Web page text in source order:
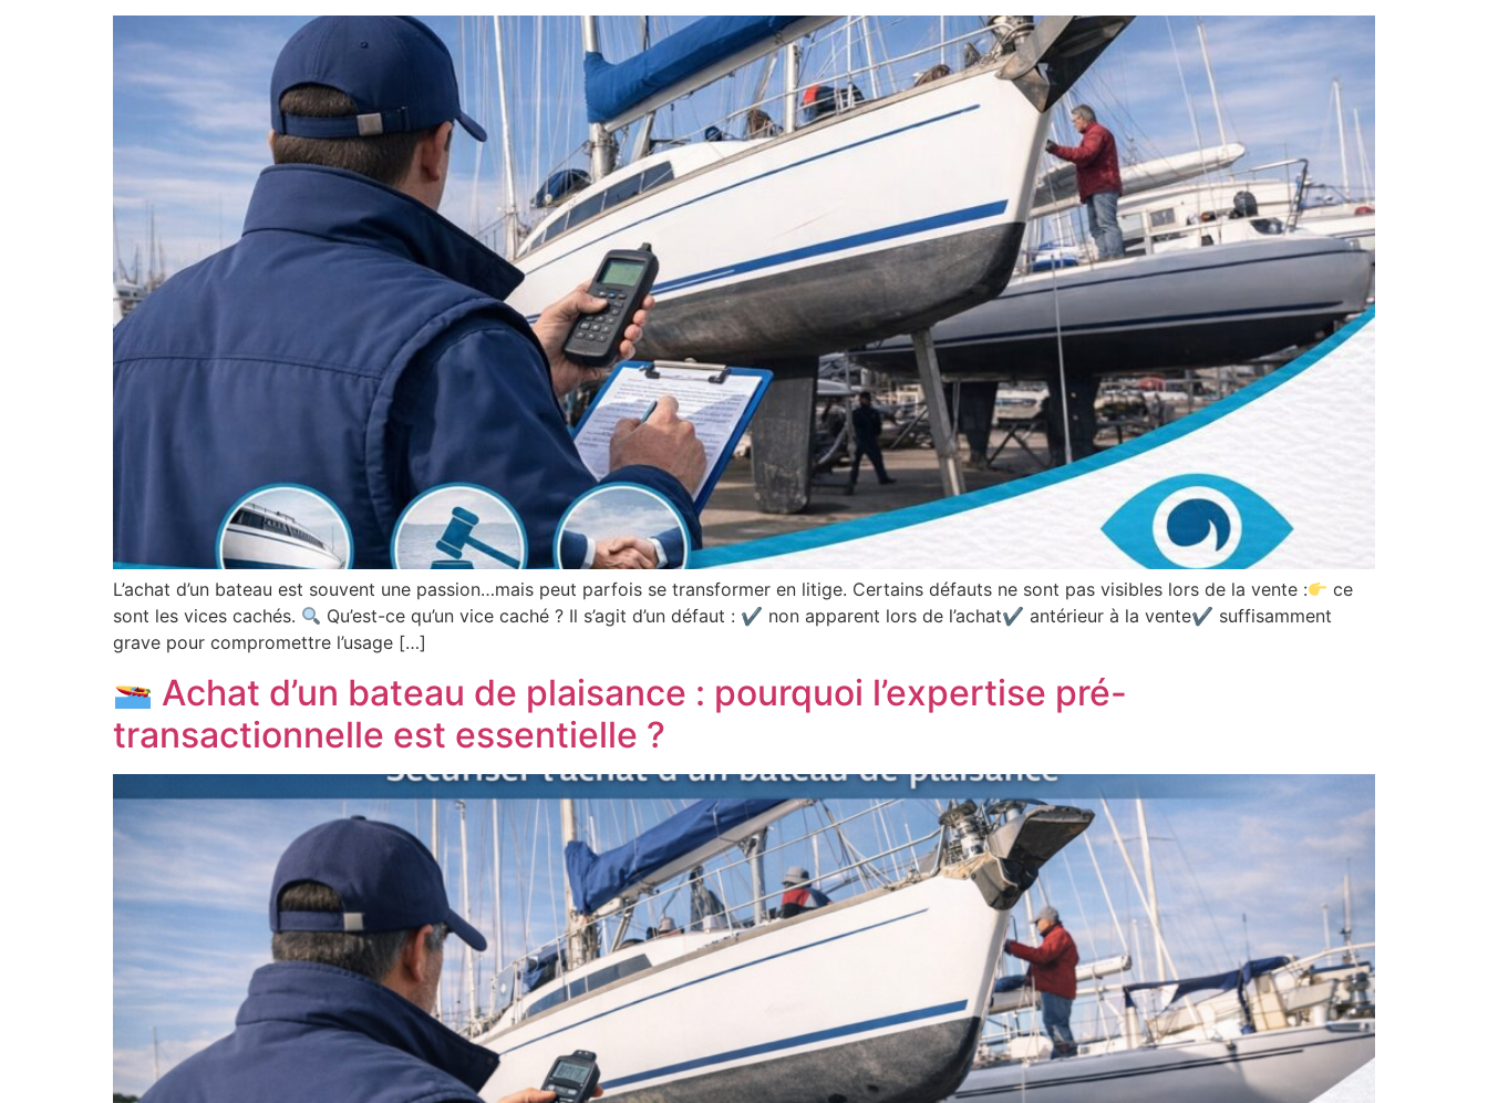
L’achat d’un bateau est souvent une passion…mais peut parfois se transformer en litige. Certains défauts ne sont pas visibles lors de la vente :
ce
sont les vices cachés.
Qu’est-ce qu’un vice caché ? Il s’agit d’un défaut : ✔ non apparent lors de l’achat✔ antérieur à la vente✔ suffisamment
grave pour compromettre l’usage […]
Achat d’un bateau de plaisance : pourquoi l’expertise pré-
transactionnelle est essentielle ?